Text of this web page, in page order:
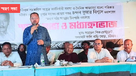
স্মরণ সভা